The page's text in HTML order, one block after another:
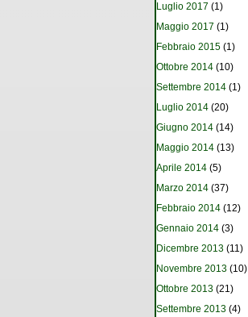
Luglio 2017 (1)
Maggio 2017 (1)
Febbraio 2015 (1)
Ottobre 2014 (10)
Settembre 2014 (1)
Luglio 2014 (20)
Giugno 2014 (14)
Maggio 2014 (13)
Aprile 2014 (5)
Marzo 2014 (37)
Febbraio 2014 (12)
Gennaio 2014 (3)
Dicembre 2013 (11)
Novembre 2013 (10)
Ottobre 2013 (21)
Settembre 2013 (4)